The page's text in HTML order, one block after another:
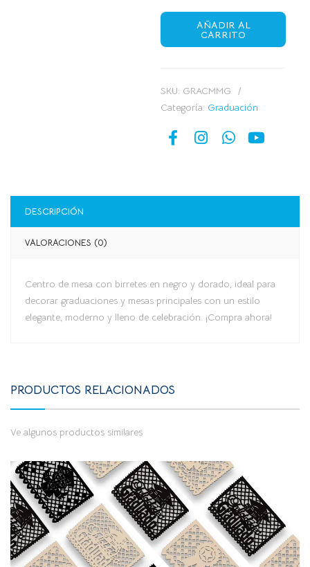
AÑADIR AL
CARRITO
SKU: GRACMMG
Categoría: Graduación
DESCRIPCIÓN
VALORACIONES (0)
Centro de mesa con birretes en negro y dorado, ideal para
decorar graduaciones y mesas principales con un estilo
elegante, moderno y lleno de celebración. ¡Compra ahora!
PRODUCTOS RELACIONADOS
Ve algunos productos similares